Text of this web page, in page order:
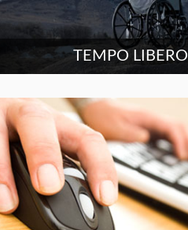
TEMPO LIBERO